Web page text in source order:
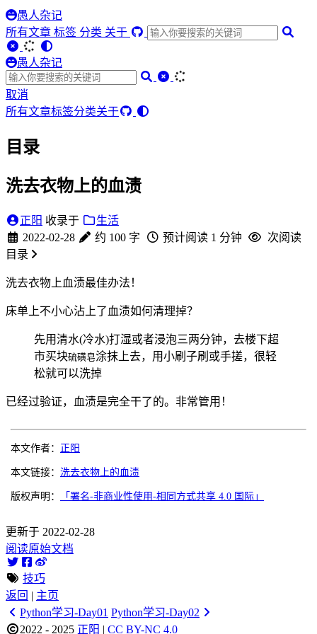
愚人杂记
所有文章 标签 分类 关于
愚人杂记
取消
所有文章标签分类关于
目录
洗去衣物上的血渍
正阳 收录于
生活
2022-02-28
约 100 字 预计阅读 1 分钟
次阅读
目录
洗去衣物上血渍最佳办法！
床单上不小心沾上了血渍如何清理掉？
先用清水(冷水)打湿或者浸泡三两分钟，去楼下超
市买块硫磺皂涂抹上去，用小刷子刷或手搓，很轻
松就可以洗掉
已经过验证，血渍是完全干了的。非常管用！
本文作者： 正阳
本文链接： 洗去衣物上的血渍
版权声明： 「署名-非商业性使用-相同方式共享 4.0 国际」
更新于 2022-02-28
阅读原始文档
技巧
返回 | 主页
Python学习-Day01 Python学习-Day02
2022 - 2025 正阳 | CC BY-NC 4.0